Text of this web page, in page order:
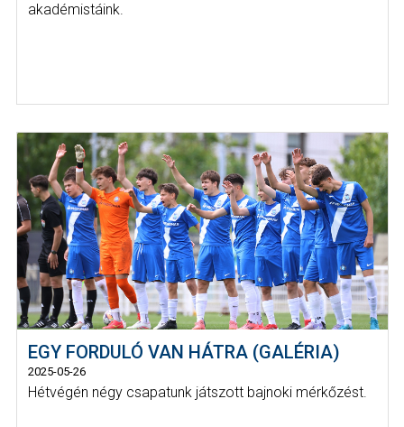
akadémistáink.
EGY FORDULÓ VAN HÁTRA (GALÉRIA)
2025-05-26
Hétvégén négy csapatunk játszott bajnoki mérkőzést.